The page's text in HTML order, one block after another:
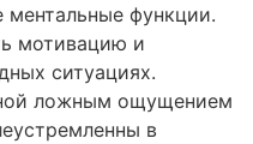
ментальные функции.
мотивацию и
ситуациях.
ложным ощущением
в